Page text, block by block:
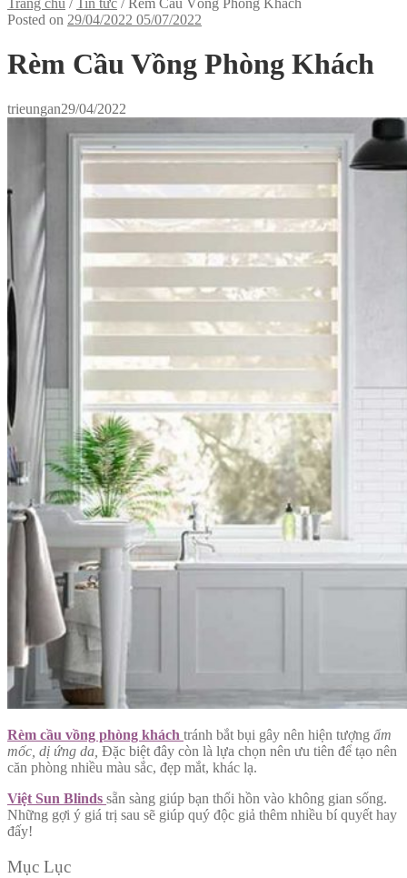
Trang chủ /Tin tức /Rèm Cầu Vồng Phòng Khách
Posted on 29/04/2022 05/07/2022
Rèm Cầu Vồng Phòng Khách
trieungan29/04/2022
Rèm cầu vồng phòng khách tránh bắt bụi gây nên hiện tượng ẩm
mốc, dị ứng da, Đặc biệt đây còn là lựa chọn nên ưu tiên để tạo nên
căn phòng nhiều màu sắc, đẹp mắt, khác lạ.
Việt Sun Blinds sẵn sàng giúp bạn thổi hồn vào không gian sống.
Những gợi ý giá trị sau sẽ giúp quý độc giả thêm nhiều bí quyết hay
đấy!
Mục Lục